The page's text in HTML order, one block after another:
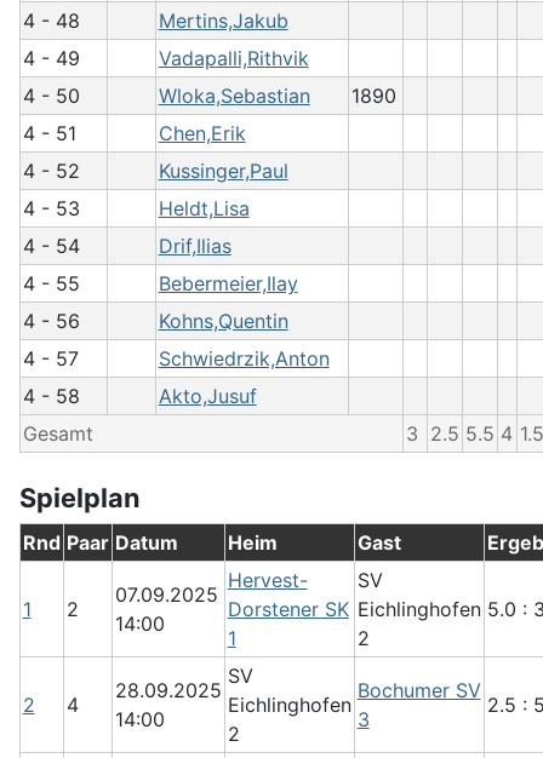
4 - 48
Mertins,Jakub
4 - 49
Vadapalli,Rithvik
4 - 50
Wloka,Sebastian
1890
4 - 51
Chen,Erik
4 - 52
Kussinger,Paul
4 - 53
Heldt,Lisa
4 - 54
Drif,Ilias
4 - 55
Bebermeier,Ilay
4 - 56
Kohns,Quentin
4 - 57
Schwiedrzik,Anton
4 - 58
Akto,Jusuf
Gesamt
3 2.5 5.5 4 1.5
Spielplan
Rnd Paar Datum Heim Gast
1 2
07.09.2025
14:00
Hervest-
Dorstener SK
1
SV
Eichlinghofen
2
5.0 :
2 4
28.09.2025
14:00
SV
Eichlinghofen
2
Bochumer SV
3
2.5 :